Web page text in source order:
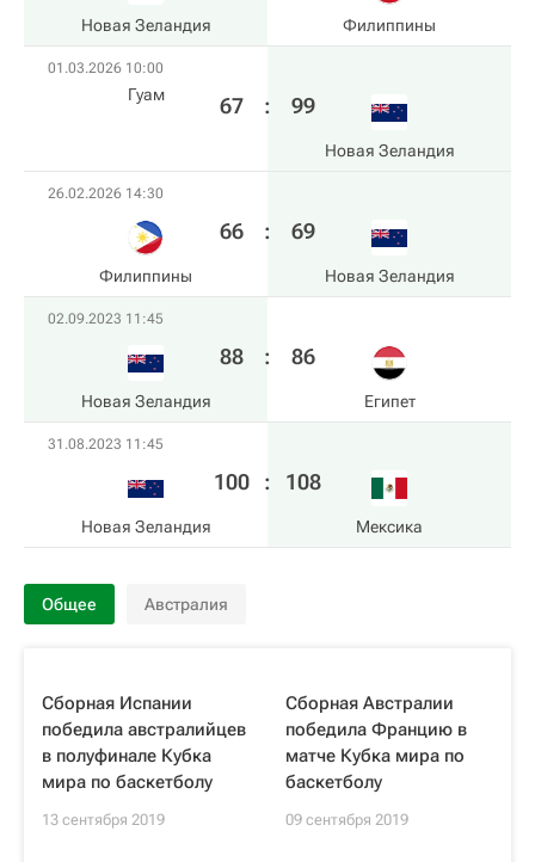
Новая Зеландия Филиппины
01.03.2026 10:00
Гуам 67 : 99
Новая Зеландия
26.02.2026 14:30
Филиппины
66 : 69
Новая Зеландия
02.09.2023 11:45
Новая Зеландия
88 : 86
Египет
31.08.2023 11:45
Новая Зеландия
100 : 108
Мексика
Общее Австралия
Сборная Испании
победила австралийцев
в полуфинале Кубка
мира по баскетболу
13 сентября 2019
Сборная Австралии
победила Францию в
матче Кубка мира по
баскетболу
09 сентября 2019